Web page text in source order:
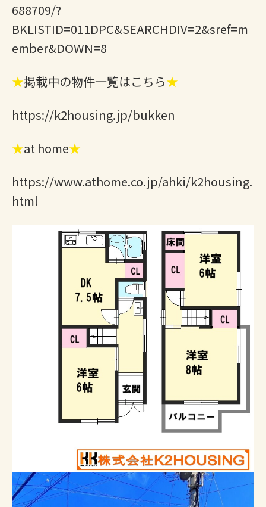
688709/?
BKLISTID=011DPC&SEARCHDIV=2&sref=m
ember&DOWN=8
★掲載中の物件一覧はこちら★
https://k2housing.jp/bukken
★at home★
https://www.athome.co.jp/ahki/k2housing.
html